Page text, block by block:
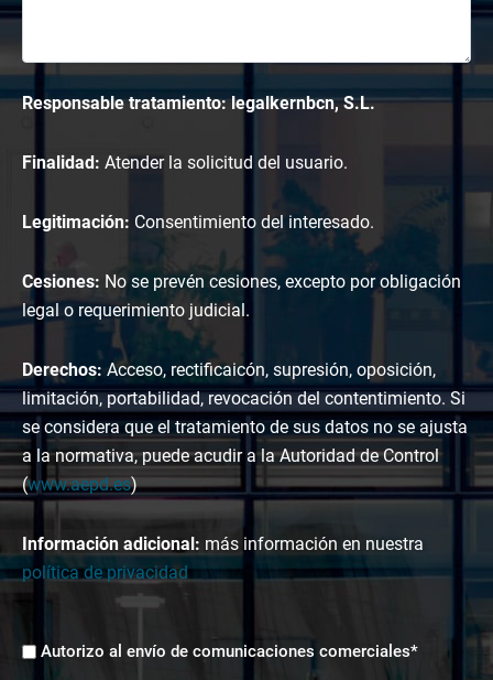
Responsable tratamiento: legalkernbcn, S.L.
Finalidad: Atender la solicitud del usuario.
Legitimación: Consentimiento del interesado.
Cesiones: No se prevén cesiones, excepto por obligación
legal o requerimiento judicial.
Derechos: Acceso, rectificaicón, supresión, oposición,
limitación, portabilidad, revocación del contentimiento. Si
se considera que el tratamiento de sus datos no se ajusta
a la normativa, puede acudir a la Autoridad de Control
(www.aepd.es)
Información adicional: más información en nuestra
política de privacidad
Envíos
Autorizo al envío de comunicaciones comerciales*